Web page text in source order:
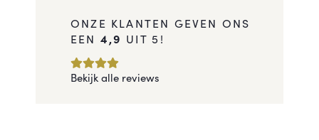
ONZE KLANTEN GEVEN ONS
EEN 4,9 UIT 5!
Bekijk alle reviews